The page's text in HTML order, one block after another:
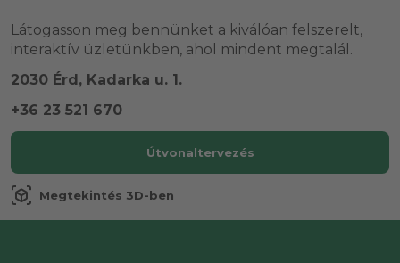
Látogasson meg bennünket a kiválóan felszerelt,
interaktív üzletünkben, ahol mindent megtalál.
2030 Érd, Kadarka u. 1.
+36 23 521 670
Útvonaltervezés
view_in_ar Megtekintés 3D-ben